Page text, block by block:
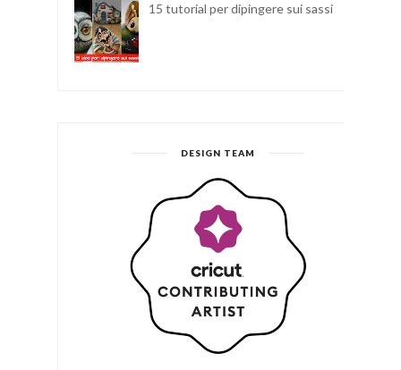
15 tutorial per dipingere sui sassi
DESIGN TEAM